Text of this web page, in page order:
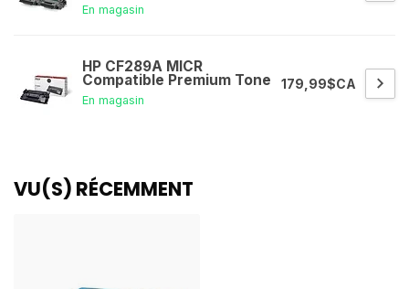
En magasin
HP CF289A MICR
Compatible Premium Tone
En magasin
179,99$CA
VU(S) RÉCEMMENT